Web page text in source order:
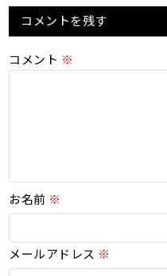
コメントを残す
コメント ※
お名前 ※
メールアドレス ※